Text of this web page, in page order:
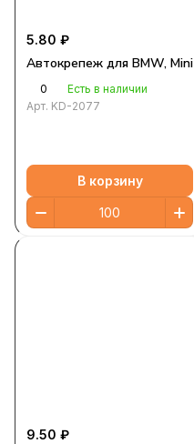
5.80 ₽
Автокрепеж для BMW, Mini
0
Есть в наличии
Арт. KD-2077
В корзину
9.50 ₽